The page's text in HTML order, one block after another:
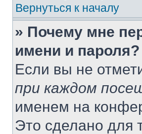
Вернуться к началу
» Почему мне
имени и пароля?
Если вы не
при каждом
именем на
Это сделано для